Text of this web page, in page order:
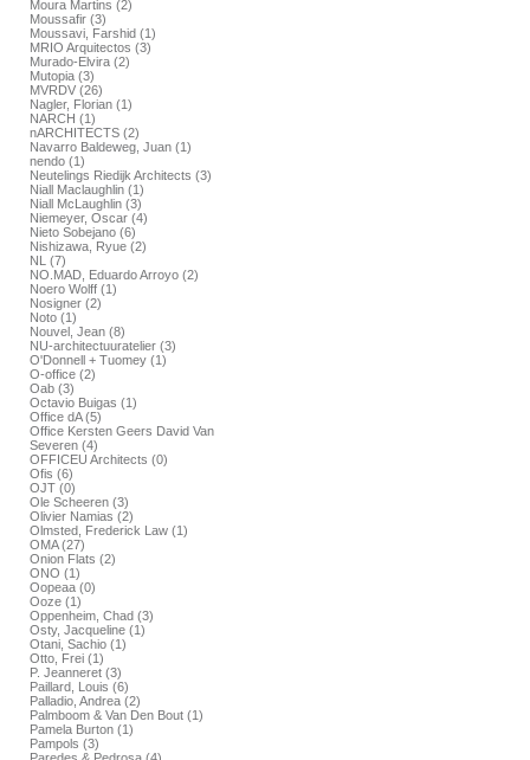
Moura Martins (2)
Moussafir (3)
Moussavi, Farshid (1)
MRIO Arquitectos (3)
Murado-Elvira (2)
Mutopia (3)
MVRDV (26)
Nagler, Florian (1)
NARCH (1)
nARCHITECTS (2)
Navarro Baldeweg, Juan (1)
nendo (1)
Neutelings Riedijk Architects (3)
Niall Maclaughlin (1)
Niall McLaughlin (3)
Niemeyer, Oscar (4)
Nieto Sobejano (6)
Nishizawa, Ryue (2)
NL (7)
NO.MAD, Eduardo Arroyo (2)
Noero Wolff (1)
Nosigner (2)
Noto (1)
Nouvel, Jean (8)
NU-architectuuratelier (3)
O'Donnell + Tuomey (1)
O-office (2)
Oab (3)
Octavio Buigas (1)
Office dA (5)
Office Kersten Geers David Van
Severen (4)
OFFICEU Architects (0)
Ofis (6)
OJT (0)
Ole Scheeren (3)
Olivier Namias (2)
Olmsted, Frederick Law (1)
OMA (27)
Onion Flats (2)
ONO (1)
Oopeaa (0)
Ooze (1)
Oppenheim, Chad (3)
Osty, Jacqueline (1)
Otani, Sachio (1)
Otto, Frei (1)
P. Jeanneret (3)
Paillard, Louis (6)
Palladio, Andrea (2)
Palmboom & Van Den Bout (1)
Pamela Burton (1)
Pampols (3)